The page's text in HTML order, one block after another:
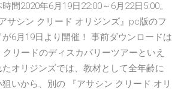
間2020年6月19日22:00～6月22日5:00。
サシン クリード オリジンズ』pc版のフ
6月19日より開催！ 事前ダウンロードは
リードのディスカバリーツアーといえ
オリジンズでは、教材として全年齢に
いから、別の 『アサシン クリード オリ